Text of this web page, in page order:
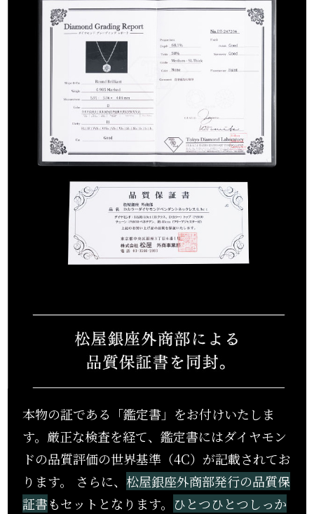
本物の証である「鑑定書」をお付けいたしま
す。厳正な検査を経て、鑑定書にはダイヤモン
ドの品質評価の世界基準（4C）が記載されてお
ります。 さらに、 松屋銀座外商部発⾏の品質保
証書もセットとなります。 ひとつひとつしっか